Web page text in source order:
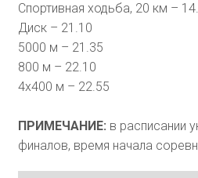
Спортивная ходьба, 20 км –
Диск – 21.10
5000 м – 21.35
800 м – 22.10
4х400 м – 22.55
ПРИМЕЧАНИЕ: в расписании
финалов, время начала